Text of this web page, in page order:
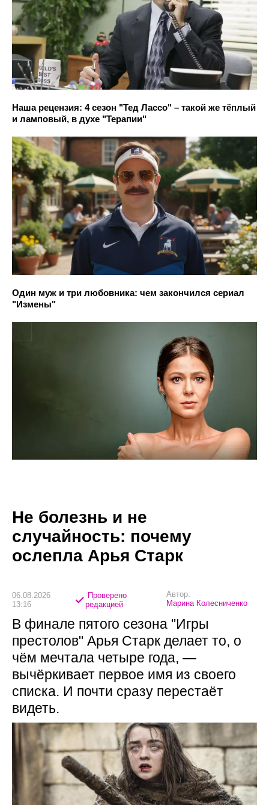
Наша рецензия: 4 сезон "Тед Лассо" – такой же тёплый
и ламповый, в духе "Терапии"
Один муж и три любовника: чем закончился сериал
"Измены"
Не болезнь и не
случайность: почему
ослепла Арья Старк
06.08.2026
13:16
Проверено
редакцией
Автор:
Марина Колесниченко
В финале пятого сезона "Игры
престолов" Арья Старк делает то, о
чём мечтала четыре года, —
вычёркивает первое имя из своего
списка. И почти сразу перестаёт
видеть.